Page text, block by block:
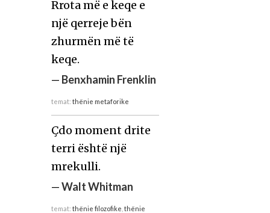
Rrota më e keqe e
një qerreje bën
zhurmën më të
keqe.
— Benxhamin Frenklin
temat: thënie metaforike
Çdo moment drite
terri është një
mrekulli.
—Walt Whitman
temat: thënie filozofike thënie